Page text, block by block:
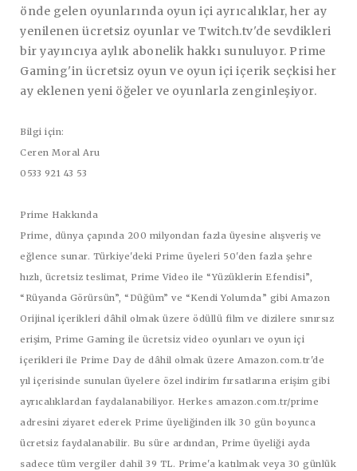
önde gelen oyunlarında oyun içi ayrıcalıklar, her ay
yenilenen ücretsiz oyunlar ve Twitch.tv'de sevdikleri
bir yayıncıya aylık abonelik hakkı sunuluyor. Prime
Gaming'in ücretsiz oyun ve oyun içi içerik seçkisi her
ay eklenen yeni öğeler ve oyunlarla zenginleşiyor.
Bilgi için:
Ceren Moral Aru
0533 921 43 53
Prime Hakkında
Prime, dünya çapında 200 milyondan fazla üyesine alışveriş ve
eğlence sunar. Türkiye'deki Prime üyeleri 50'den fazla şehre
hızlı, ücretsiz teslimat, Prime Video ile “Yüzüklerin Efendisi”,
“Rüyanda Görürsün”, “Düğüm” ve “Kendi Yolumda” gibi Amazon
Orijinal içerikleri dâhil olmak üzere ödüllü film ve dizilere sınırsız
erişim, Prime Gaming ile ücretsiz video oyunları ve oyun içi
içerikleri ile Prime Day de dâhil olmak üzere Amazon.com.tr'de
yıl içerisinde sunulan üyelere özel indirim fırsatlarına erişim gibi
ayrıcalıklardan faydalanabiliyor. Herkes amazon.com.tr/prime
adresini ziyaret ederek Prime üyeliğinden ilk 30 gün boyunca
ücretsiz faydalanabilir. Bu süre ardından, Prime üyeliği ayda
sadece tüm vergiler dahil 39 TL. Prime'a katılmak veya 30 günlük